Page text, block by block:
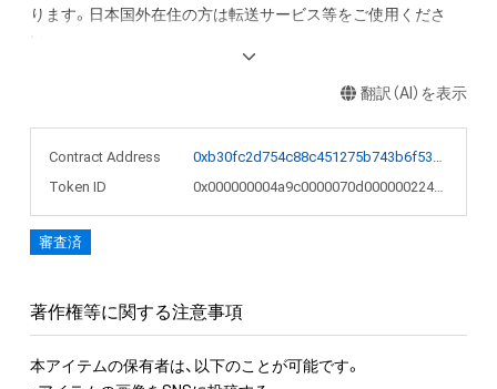
ります。日本国外在住の方は転送サービス等をご使用くださ
い。
ドレスの提供を受け、株式会社アナログよりお送りいたしま
す。
・保有者のメールアドレスは、株式会社アナログ
haconect.com/privacy)
翻訳（AI）を表示
Contract Address
0xb30fc2d754c88c451275b743b6f530f19f643683
Token ID
0x000000004a9c0000070d0000002242d5
審査済
著作権等に関する注意事項
本アイテムの保有者は、以下のことが可能です。